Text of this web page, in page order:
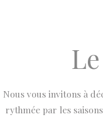
Nous vous invitons à
rythmée par les